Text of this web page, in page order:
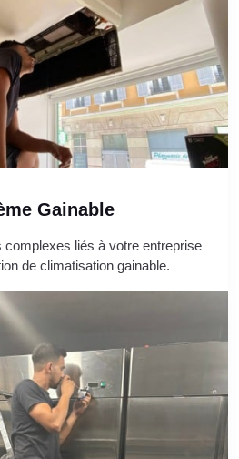
Gainable
complexes liés à votre entreprise
de climatisation gainable.